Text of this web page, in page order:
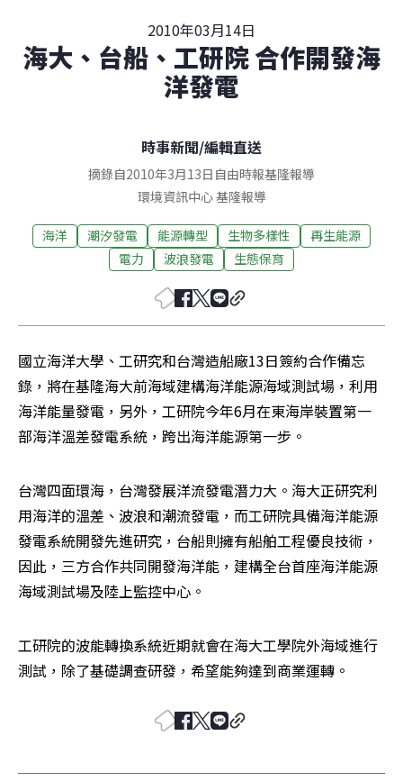
2010年03月14日
海大、台船、工研院 合作開發海
洋發電
時事新聞/編輯直送
摘錄自2010年3月13日自由時報基隆報導
環境資訊中心基隆報導
海洋 潮汐發電 能源轉型 生物多樣性
再生能源
電力
波浪發電 生態保育
國立海洋大學、工研究和台灣造船廠13日簽約合作備忘
錄，將在基隆海大前海域建構海洋能源海域測試場，利用
海洋能量發電，另外，工研院今年6月在東海岸裝置第一
部海洋溫差發電系統，跨出海洋能源第一步。
台灣四面環海，台灣發展洋流發電潛力大。海大正研究利
用海洋的溫差、波浪和潮流發電，而工研院具備海洋能源
發電系統開發先進研究，台船則擁有船舶工程優良技術，
因此，三方合作共同開發海洋能，建構全台首座海洋能源
海域測試場及陸上監控中心。
工研院的波能轉換系統近期就會在海大工學院外海域進行
測試，除了基礎調查研發，希望能夠達到商業運轉。